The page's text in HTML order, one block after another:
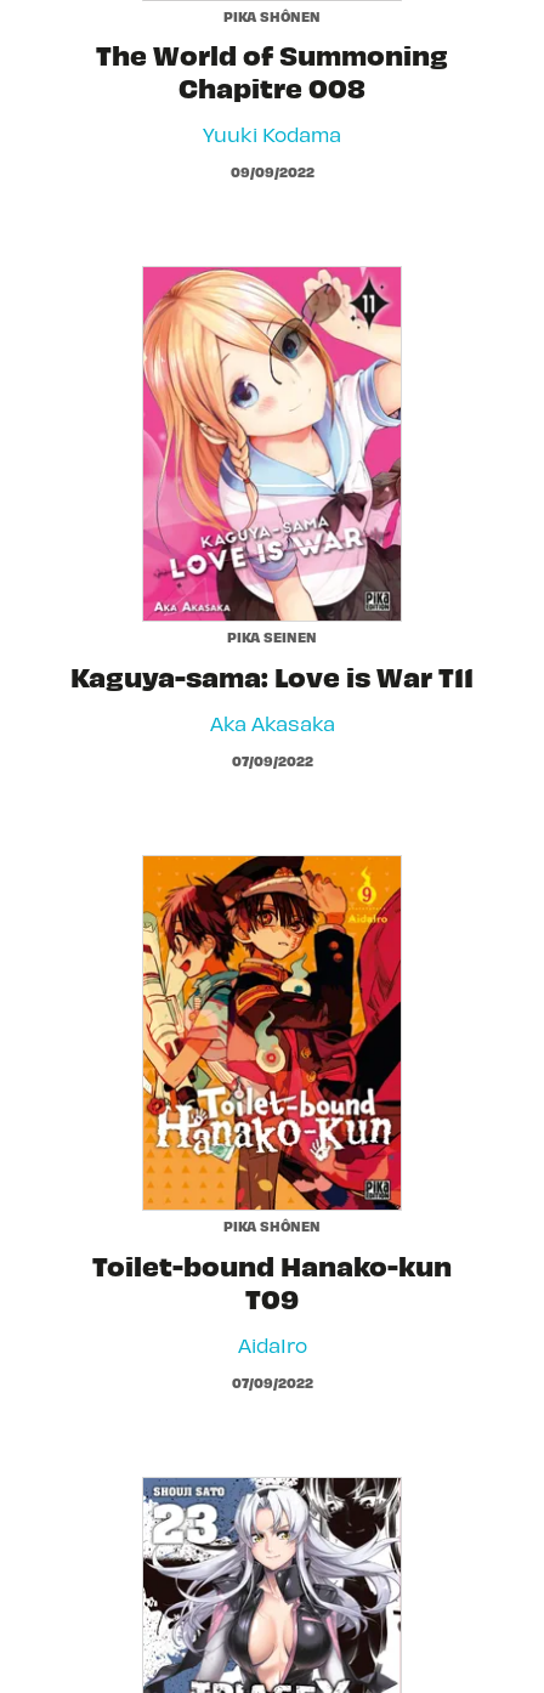
PIKA SHÔNEN
The World of Summoning
Chapitre 008
Yuuki Kodama
09/09/2022
PIKA SEINEN
Kaguya-sama: Love is War T11
Aka Akasaka
07/09/2022
PIKA SHÔNEN
Toilet-bound Hanako-kun
T09
AidaIro
07/09/2022